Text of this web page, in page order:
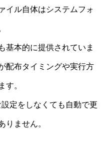
イル自体はシステムフォ
基本的に提供されていま
配布タイミングや実行方
す。
定をしなくても自動で更
りません。